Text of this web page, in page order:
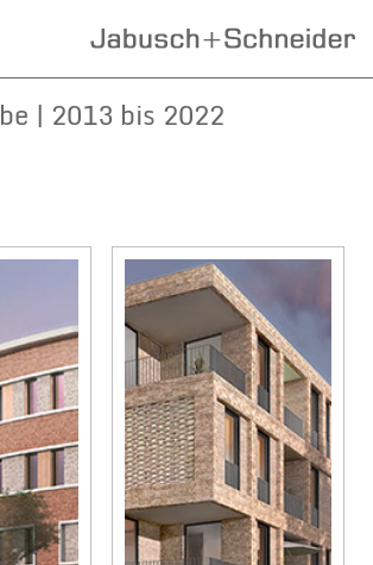
| 2013 bis 2022